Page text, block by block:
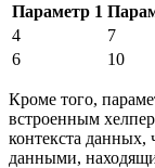
Параметр 1
4
7
6
10
Кроме того,
встроенным
контекста данных,
данными,